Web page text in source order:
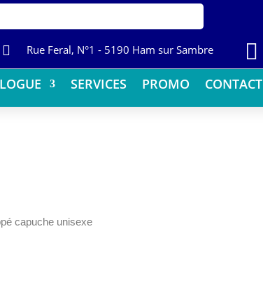
 Rue Feral, N°1 - 5190 Ham sur Sambre 
SERVICES PROMO CONTACT
capuche unisexe